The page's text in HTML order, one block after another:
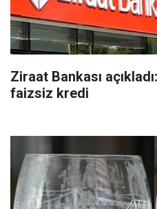
Ziraat Bankası
faizsiz kredi